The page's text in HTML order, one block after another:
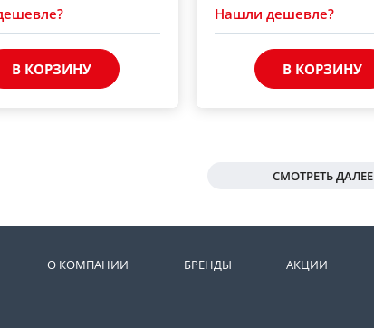
В КОРЗИНУ
Нашли дешевле?
В КОРЗИНУ
СМОТРЕТЬ ДАЛЕЕ
О КОМПАНИИ БРЕНДЫ АКЦИИ